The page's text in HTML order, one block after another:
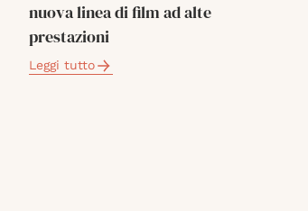
nuova linea di film ad alte
prestazioni
Leggi tutto